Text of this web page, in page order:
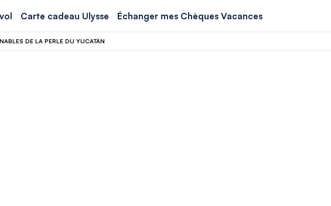
Carte cadeau Ulysse Échanger mes Chèques Vacances
DE LA PERLE DU YUCATÁN